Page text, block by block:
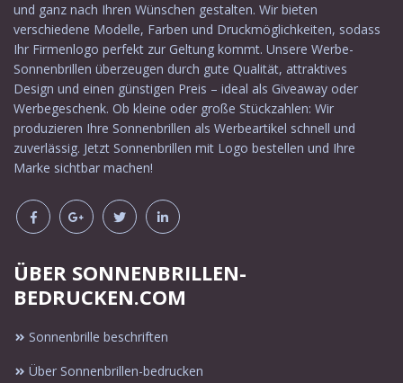
und ganz nach Ihren Wünschen gestalten. Wir bieten
verschiedene Modelle, Farben und Druckmöglichkeiten, sodass
Ihr Firmenlogo perfekt zur Geltung kommt. Unsere Werbe-
Sonnenbrillen überzeugen durch gute Qualität, attraktives
Design und einen günstigen Preis – ideal als Giveaway oder
Werbegeschenk. Ob kleine oder große Stückzahlen: Wir
produzieren Ihre Sonnenbrillen als Werbeartikel schnell und
zuverlässig. Jetzt Sonnenbrillen mit Logo bestellen und Ihre
Marke sichtbar machen!
ÜBER SONNENBRILLEN-
BEDRUCKEN.COM
Sonnenbrille beschriften
Über Sonnenbrillen-bedrucken